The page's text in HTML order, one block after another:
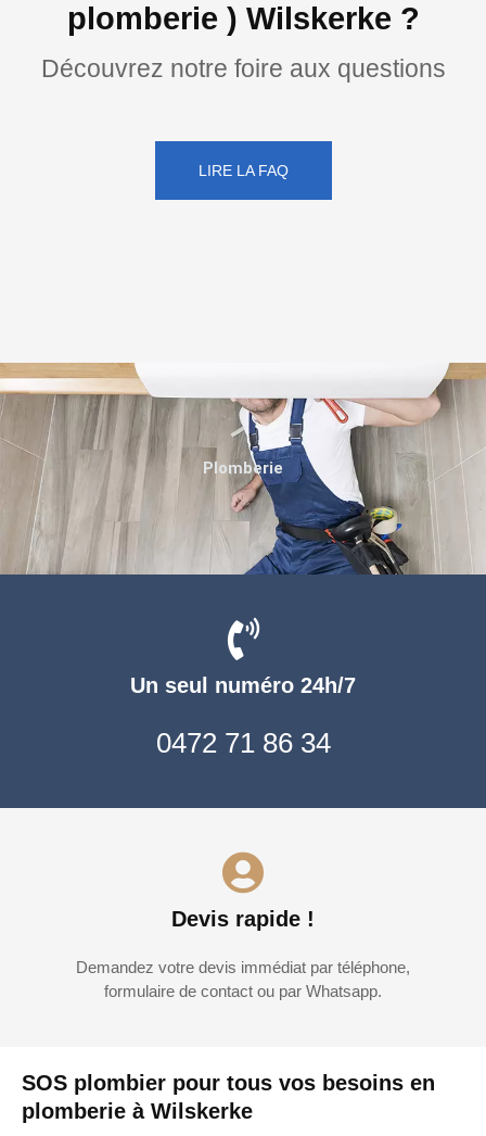
plomberie ) Wilskerke ?
Découvrez notre foire aux questions
LIRE LA FAQ
SOS plombier pour tous vos besoins en
plomberie à Wilskerke
Un seul numéro 24h/7
0472 71 86 34
Devis rapide !
Demandez votre devis immédiat par téléphone,
formulaire de contact ou par Whatsapp.
Plomberie